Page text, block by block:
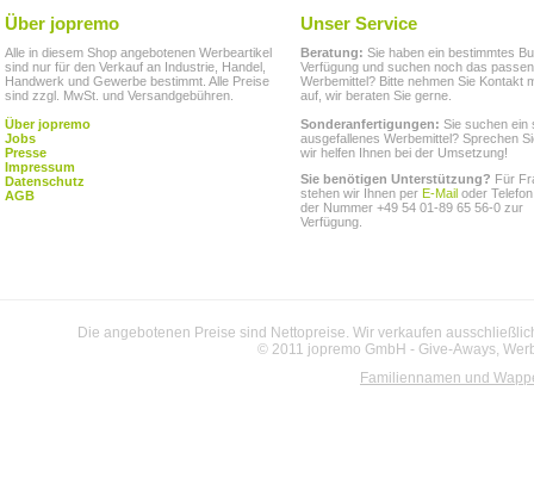
Über jopremo
Alle in diesem Shop angebotenen Werbeartikel
sind nur für den Verkauf an Industrie, Handel,
Handwerk und Gewerbe bestimmt. Alle Preise
sind zzgl. MwSt. und Versandgebühren.
Über jopremo
Jobs
Presse
Impressum
Datenschutz
AGB
Unser Service
Beratung: Sie haben ein bestimmtes
Verfügung und suchen noch das
Werbemittel? Bitte nehmen Sie Kontakt
auf, wir beraten Sie gerne.
Sonderanfertigungen: Sie suchen ein
ausgefallenes Werbemittel? Sprechen
wir helfen Ihnen bei der Umsetzung!
Sie benötigen Unterstützung? Für
stehen wir Ihnen per E-Mail oder
der Nummer +49 54 01-89 65 56-0 zur
Verfügung.
Die angebotenen Preise sind Nettopreise. Wir verkaufen
© 2011 jopremo GmbH - Give-Aways,
Familiennamen und